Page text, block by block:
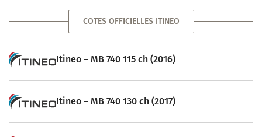
COTES OFFICIELLES ITINEO
Itineo – MB 740 115 ch (2016)
Itineo – MB 740 130 ch (2017)